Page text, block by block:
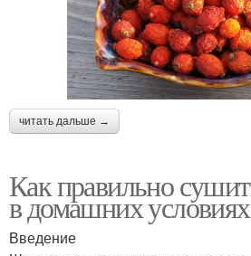
читать дальше →
Как правильно
в домашних
Введение